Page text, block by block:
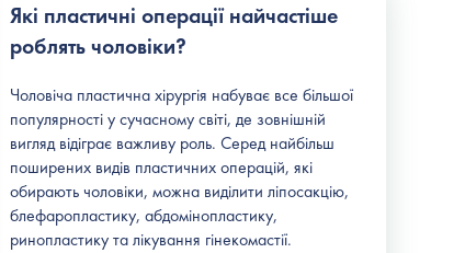
Які пластичні операції найчастіше
роблять чоловіки?
Чоловіча пластична хірургія набуває все більшої
популярності у сучасному світі, де зовнішній
вигляд відіграє важливу роль. Серед найбільш
поширених видів пластичних операцій, які
обирають чоловіки, можна виділити ліпосакцію,
блефаропластику, абдомінопластику,
ринопластику та лікування гінекомастії.